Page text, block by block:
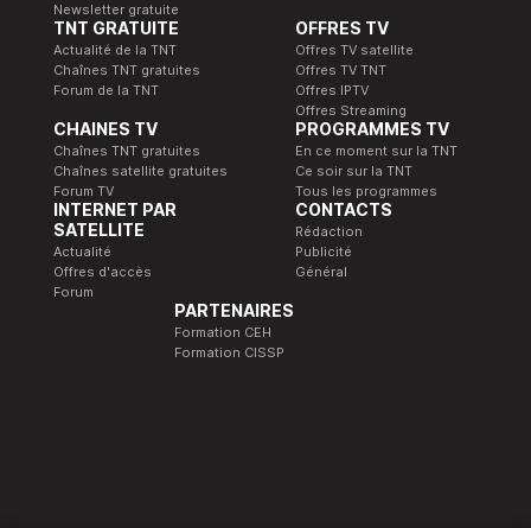
Newsletter gratuite
TNT GRATUITE
Actualité de la TNT
Chaînes TNT gratuites
Forum de la TNT
OFFRES TV
Offres TV satellite
Offres TV TNT
Offres IPTV
Offres Streaming
CHAINES TV
Chaînes TNT gratuites
Chaînes satellite gratuites
Forum TV
PROGRAMMES TV
En ce moment sur la TNT
Ce soir sur la TNT
Tous les programmes
INTERNET PAR
SATELLITE
Actualité
Offres d'accès
Forum
CONTACTS
Rédaction
Publicité
Général
PARTENAIRES
Formation CEH
Formation CISSP